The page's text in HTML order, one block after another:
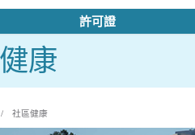
許可證
康
社區健康